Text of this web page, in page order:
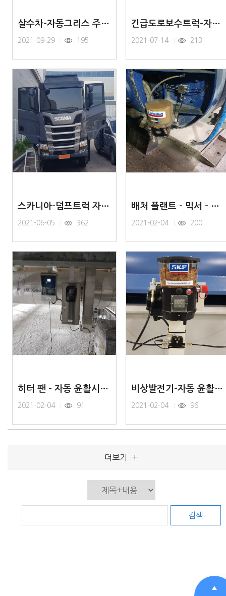
살수차-자동그리스 주유기
2021-09-29 195
긴급도로보수트럭-자동그리스 주유기
2021-07-14 213
스카니아-덤프트럭 자동그리스 주유기
2021-06-05 362
배처 플랜트 - 믹서 - 자동윤활시스템
2021-02-04 200
히터 팬 - 자동 윤활시스템
2021-02-04 91
비상발전기-자동 윤활 시스템
2021-02-04 96
더보기 +
검색